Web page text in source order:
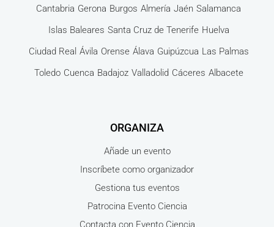
Cantabria Gerona Burgos Almería Jaén Salamanca
Islas Baleares Santa Cruz de Tenerife Huelva
Ciudad Real Ávila Orense Álava Guipúzcua Las Palmas
Toledo Cuenca Badajoz Valladolid Cáceres Albacete
ORGANIZA
Añade un evento
Inscríbete como organizador
Gestiona tus eventos
Patrocina Evento Ciencia
Contacta con Evento Ciencia